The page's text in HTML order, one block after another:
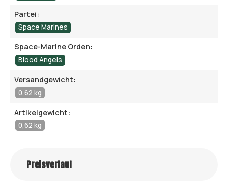
Partei:
Space Marines
Space-Marine Orden:
Blood Angels
Versandgewicht:
0,62 kg
Artikelgewicht:
0,62 kg
Preisverlauf